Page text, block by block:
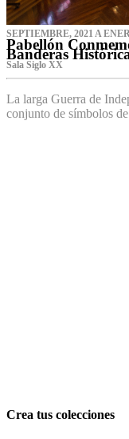
SEPTIEMBRE, 2021 A
Pabellón
Banderas
Sala Siglo XX
La larga Guerra de
conjunto de símbolos
Crea tus colecciones